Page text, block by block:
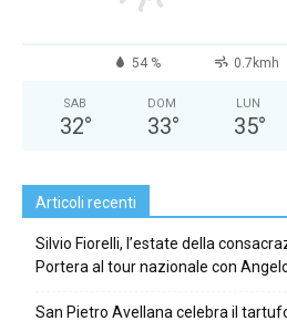
54 % 0.7kmh
SAB
32°
DOM
33°
LUN
35°
Articoli recenti
Silvio Fiorelli, l’estate della
Portera al tour nazionale con
San Pietro Avellana celebra il